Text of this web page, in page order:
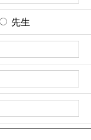
先生